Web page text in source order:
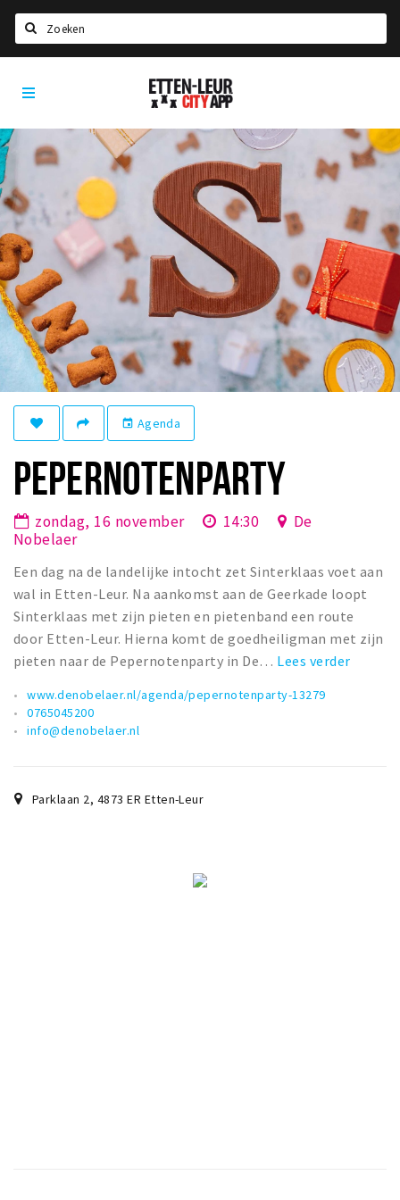
Home
Agenda
Deals
Party pics
Nieuws, interviews & blogs
Eten
Drinken
Slapen
Recreatief
Winkels
Winkelgebieden
Bezienswaardigheden
Musea, theaters & podia
Toeristische routes
Natuurgebieden
Baroniepoorten
Sport
Andere City Apps
Etten-
Leur
App
event Agenda
PEPERNOTENPARTY
zondag, 16 november 14:30
De
Nobelaer
Een dag na de landelijke intocht zet Sinterklaas voet aan
wal in Etten-Leur. Na aankomst aan de Geerkade loopt
Sinterklaas met zijn pieten en pietenband een route
door Etten-Leur. Hierna komt de goedheiligman met zijn
pieten naar de Pepernotenparty in De… Lees verder
www.denobelaer.nl/agenda/pepernotenparty-13279
0765045200
info@denobelaer.nl
Parklaan 2, 4873 ER Etten-Leur